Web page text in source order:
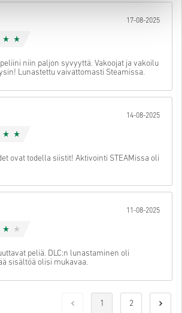
17-08-2025
niin paljon syvyyttä. Vakoojat ja vakoilu
Lunastettu vaivattomasti Steamissa.
14-08-2025
ovat todella siistit! Aktivointi STEAMissa oli
11-08-2025
peliä. DLC:n lunastaminen oli
sisältöä olisi mukavaa.
1 2